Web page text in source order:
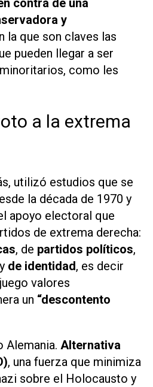
y
la que son claves las
pueden llegar a ser
como les
a la extrema
utilizó estudios que se
la década de 1970 y
apoyo electoral que
de extrema derecha:
, de partidos políticos,
y de identidad, es decir
valores
un “descontento
Alemania. Alternativa
, una fuerza que minimiza
sobre el Holocausto y